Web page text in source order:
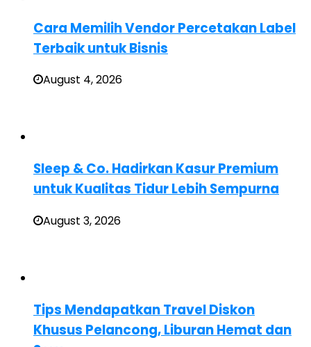
Cara Memilih Vendor Percetakan Label
Terbaik untuk Bisnis
August 4, 2026
Sleep & Co. Hadirkan Kasur Premium
untuk Kualitas Tidur Lebih Sempurna
August 3, 2026
Tips Mendapatkan Travel Diskon
Khusus Pelancong, Liburan Hemat dan